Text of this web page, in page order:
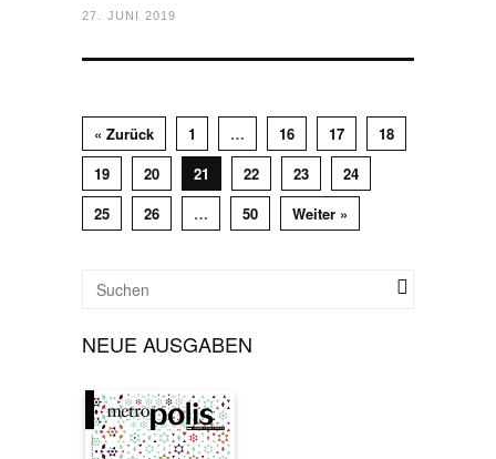
27. JUNI 2019
« Zurück 1 … 16 17
18
19
20 21 22 23
24
25
26 … 50 Weiter »
NEUE AUSGABEN